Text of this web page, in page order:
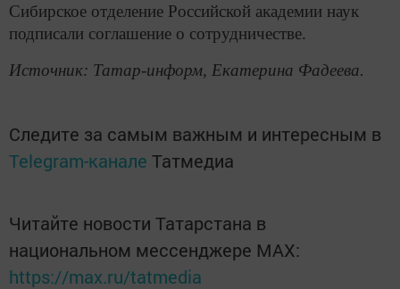
Сибирское отделение Российской академии наук
подписали соглашение о сотрудничестве.
Источник: Татар-информ, Екатерина Фадеева.
Следите за самым важным и интересным в
Telegram-канале Татмедиа
Читайте новости Татарстана в
национальном мессенджере MАХ:
https://max.ru/tatmedia